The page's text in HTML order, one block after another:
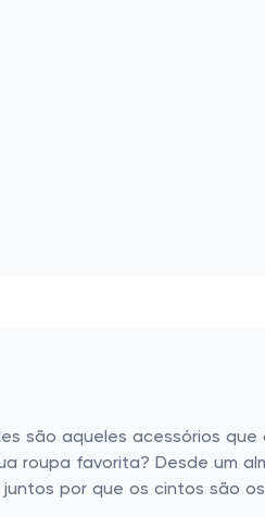
são aqueles acessórios
roupa favorita? Desde um
por que os cintos são